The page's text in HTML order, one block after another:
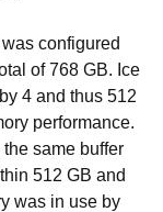
configured
of 768 GB. Ice
4 and thus 512
performance.
same buffer
512 GB and
was in use by